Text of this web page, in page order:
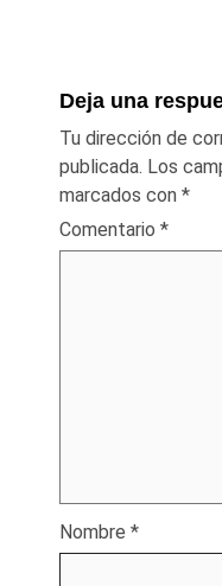
Deja una
Tu dirección de
publicada. Los
marcados con *
Comentario *
Nombre *